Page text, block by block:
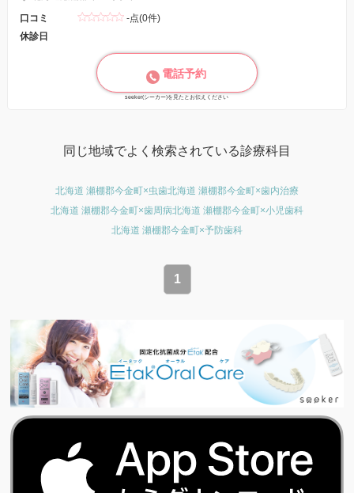
口コミ
-点(0件)
休診日
電話予約
seeker(シーカー)を見たとお伝えください
同じ地域でよく検索されている診療科目
北海道 瀬棚郡今金町×虫歯北海道 瀬棚郡今金町×歯内治療
北海道 瀬棚郡今金町×歯周病北海道 瀬棚郡今金町×小児歯科
北海道 瀬棚郡今金町×予防歯科
1